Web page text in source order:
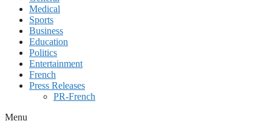
Medical
Sports
Business
Education
Politics
Entertainment
French
Press Releases
PR-French
Menu